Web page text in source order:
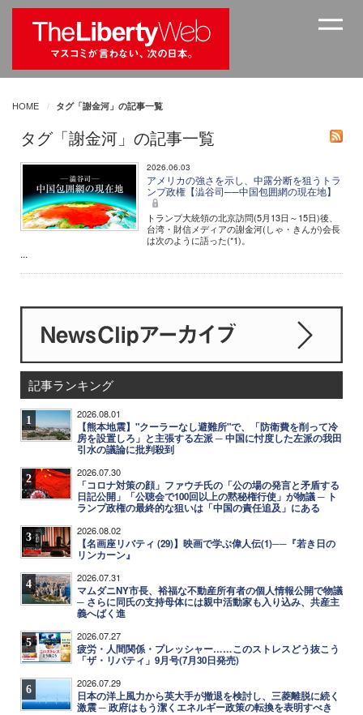
HOME タグ「謝金河」の記事一覧
タグ「謝金河」の記事一覧
2026.06.03
アメリカの強さを示し、中露分断を狙うトラ
ンプ政権【澁谷司──中国包囲網の現在地】
トランプ大統領の北京訪問(5月13日～15日)後、
台湾・財信メディアの謝金河(しゃ・きんが)会長
は次のように語った(*1)。
...
記事ランキング
1 2026.08.01
【熊本地震】"クーラーなし避難所"で、「防衛費を削って冷
房を設置しろ」と主張する左派 ─ 中国に忖度した左派の我田
引水の議論に批判殺到
2 2026.07.30
「コロナ対策の顔」ファウチ氏の「公の場の発言と矛盾する
日記公開」「公聴会で100回以上の黙秘権行使」が物議 ─ ト
ランプ政権の最終的な狙いは「中国の責任追及」にある
3 2026.08.02
【名画座リバティ (29)】映画で学ぶ偉人伝(1)──『若き日の
リンカーン』
4 2026.07.31
マムダニNY市長、裕福な不動産所有者の個人情報公開で物議
─ さらに同氏の支持母体には親中活動家も入り込み、共産主
義へばく進
5 2026.07.27
疲労・人間関係・プレッシャー……このストレスどう抜こう
「ザ・リバティ」9月号(7月30日発売)
6 2026.07.29
日本の洋上風力から英大手が撤退を検討し、三菱離脱に続く
激震 ─ 政府はもう潔くエネルギー政策の転換を表明すべき